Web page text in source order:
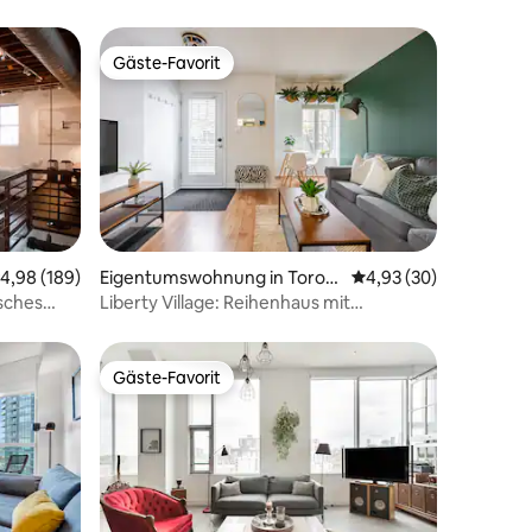
Bewertungen Bewertung: 4,98 von 5, 189 Bewertungen
4,98 (189)
Gäste-Favorit
Gäste-Favorit
Eigentumswohnung in Toron
to
Durchschnittliche
4,93 (30)
Liberty Village: Reihenhaus mit
Gäste-Favorit
Gäste-Favorit